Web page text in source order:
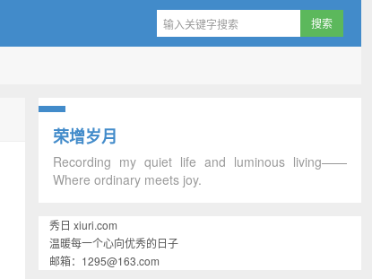
荣增岁月
Recording my quiet life and luminous living——
Where ordinary meets joy.
秀日 xiuri.com
温暖每一个心向优秀的日子
邮箱：1295@163.com